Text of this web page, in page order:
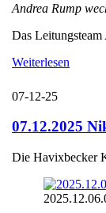
Andrea Rump
Das Leitungsteam
Weiterlesen
07-12-25
07.12.2025
Die Havixbecker